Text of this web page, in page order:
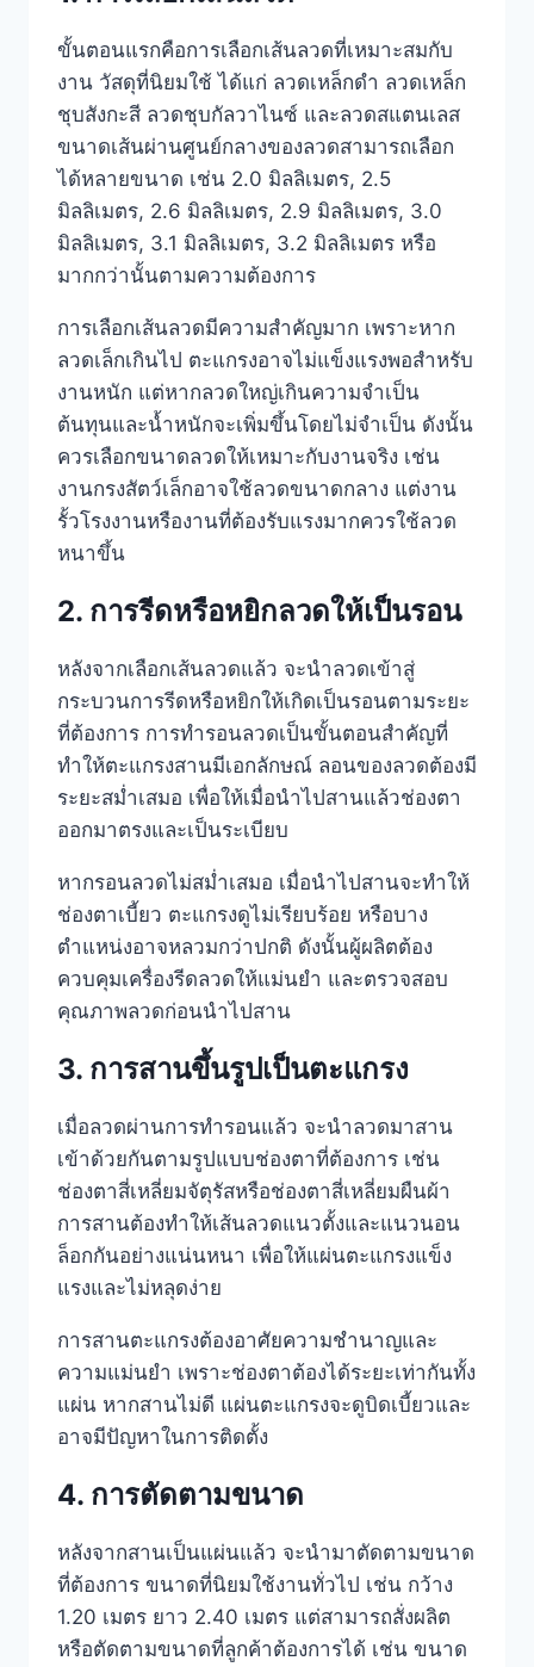
ขั้นตอนแรกคือการเลือกเส้นลวดที่เหมาะสมกับ
งาน วัสดุที่นิยมใช้ ได้แก่ ลวดเหล็กดำ ลวดเหล็ก
ชุบสังกะสี ลวดชุบกัลวาไนซ์ และลวดสแตนเลส
ขนาดเส้นผ่านศูนย์กลางของลวดสามารถเลือก
ได้หลายขนาด เช่น 2.0 มิลลิเมตร, 2.5
มิลลิเมตร, 2.6 มิลลิเมตร, 2.9 มิลลิเมตร, 3.0
มิลลิเมตร, 3.1 มิลลิเมตร, 3.2 มิลลิเมตร หรือ
มากกว่านั้นตามความต้องการ
การเลือกเส้นลวดมีความสำคัญมาก เพราะหาก
ลวดเล็กเกินไป ตะแกรงอาจไม่แข็งแรงพอสำหรับ
งานหนัก แต่หากลวดใหญ่เกินความจำเป็น
ต้นทุนและน้ำหนักจะเพิ่มขึ้นโดยไม่จำเป็น ดังนั้น
ควรเลือกขนาดลวดให้เหมาะกับงานจริง เช่น
งานกรงสัตว์เล็กอาจใช้ลวดขนาดกลาง แต่งาน
รั้วโรงงานหรืองานที่ต้องรับแรงมากควรใช้ลวด
หนาขึ้น
2. การรีดหรือหยิกลวดให้เป็นรอน
หลังจากเลือกเส้นลวดแล้ว จะนำลวดเข้าสู่
กระบวนการรีดหรือหยิกให้เกิดเป็นรอนตามระยะ
ที่ต้องการ การทำรอนลวดเป็นขั้นตอนสำคัญที่
ทำให้ตะแกรงสานมีเอกลักษณ์ ลอนของลวดต้องมี
ระยะสม่ำเสมอ เพื่อให้เมื่อนำไปสานแล้วช่องตา
ออกมาตรงและเป็นระเบียบ
หากรอนลวดไม่สม่ำเสมอ เมื่อนำไปสานจะทำให้
ช่องตาเบี้ยว ตะแกรงดูไม่เรียบร้อย หรือบาง
ตำแหน่งอาจหลวมกว่าปกติ ดังนั้นผู้ผลิตต้อง
ควบคุมเครื่องรีดลวดให้แม่นยำ และตรวจสอบ
คุณภาพลวดก่อนนำไปสาน
3. การสานขึ้นรูปเป็นตะแกรง
เมื่อลวดผ่านการทำรอนแล้ว จะนำลวดมาสาน
เข้าด้วยกันตามรูปแบบช่องตาที่ต้องการ เช่น
ช่องตาสี่เหลี่ยมจัตุรัสหรือช่องตาสี่เหลี่ยมผืนผ้า
การสานต้องทำให้เส้นลวดแนวตั้งและแนวนอน
ล็อกกันอย่างแน่นหนา เพื่อให้แผ่นตะแกรงแข็ง
แรงและไม่หลุดง่าย
การสานตะแกรงต้องอาศัยความชำนาญและ
ความแม่นยำ เพราะช่องตาต้องได้ระยะเท่ากันทั้ง
แผ่น หากสานไม่ดี แผ่นตะแกรงจะดูบิดเบี้ยวและ
อาจมีปัญหาในการติดตั้ง
4. การตัดตามขนาด
หลังจากสานเป็นแผ่นแล้ว จะนำมาตัดตามขนาด
ที่ต้องการ ขนาดที่นิยมใช้งานทั่วไป เช่น กว้าง
1.20 เมตร ยาว 2.40 เมตร แต่สามารถสั่งผลิต
หรือตัดตามขนาดที่ลูกค้าต้องการได้ เช่น ขนาด